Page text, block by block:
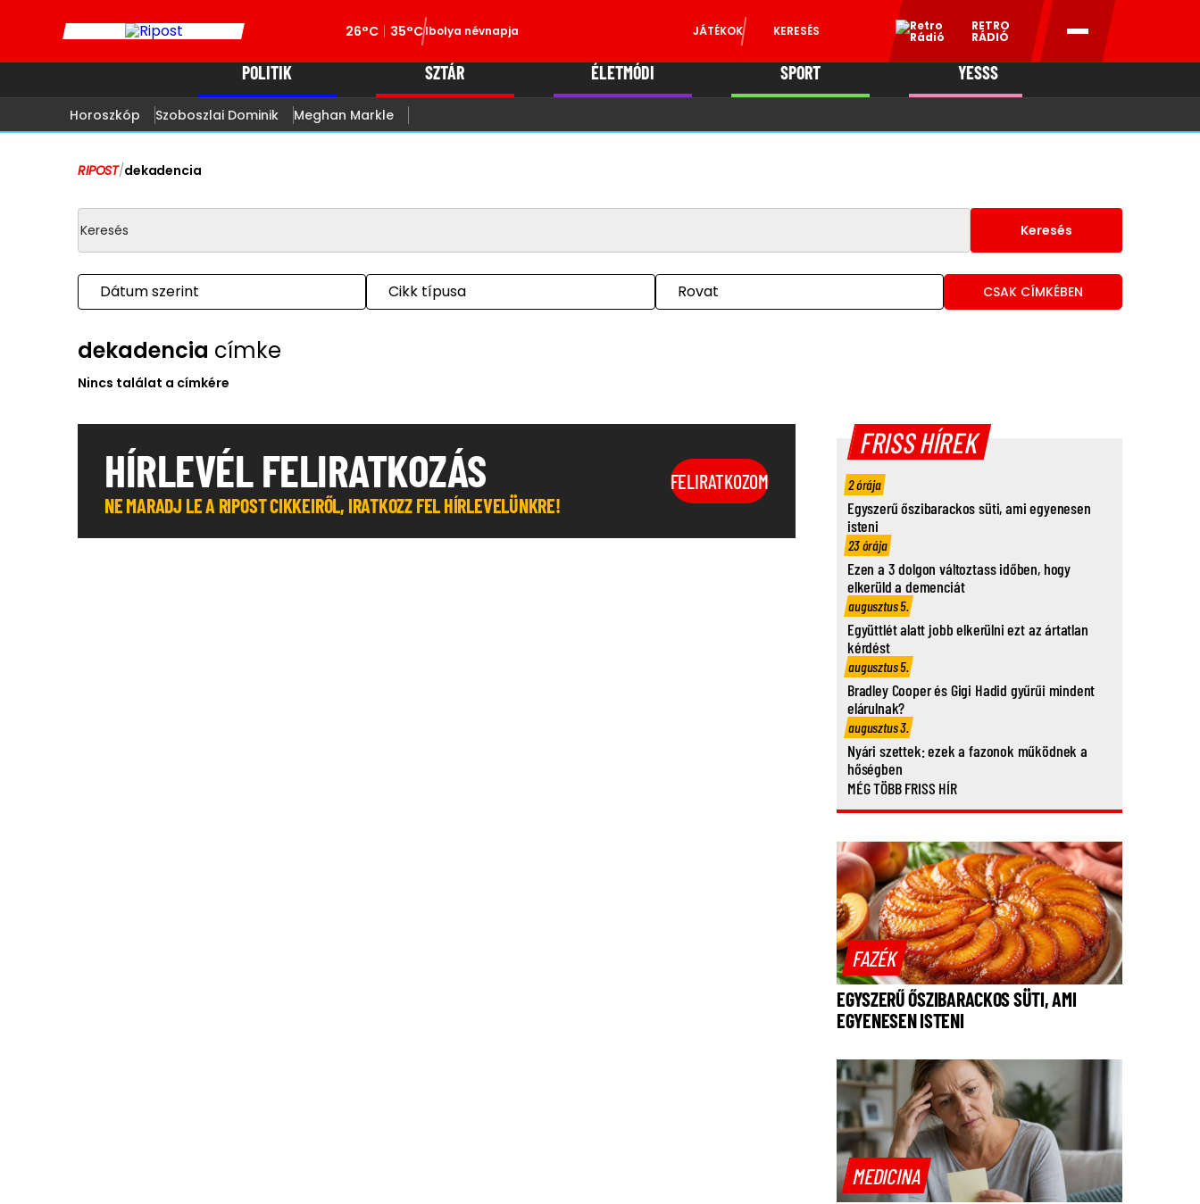
26°C 35°CIbolya névnapja JÁTÉKOK KERESÉS RETRO
RÁDIÓ
POLITIK SZTÁR ÉLETMÓDI SPORT YESSS
Horoszkóp Szoboszlai Dominik Meghan Markle
RIPOST/dekadencia
Keresés
Dátum szerint Cikk típusa Rovat CSAK CÍMKÉBEN
dekadencia címke
Nincs találat a címkére
HÍRLEVÉL FELIRATKOZÁS
NE MARADJ LE A RIPOST CIKKEIRŐL, IRATKOZZ FEL HÍRLEVELÜNKRE!
FELIRATKOZOM
FRISS HÍREK
2 órája
Egyszerű őszibarackos süti, ami egyenesen
isteni
23 órája
Ezen a 3 dolgon változtass időben, hogy
elkerüld a demenciát
augusztus 5.
Együttlét alatt jobb elkerülni ezt az ártatlan
kérdést
augusztus 5.
Bradley Cooper és Gigi Hadid gyűrűi mindent
elárulnak?
augusztus 3.
Nyári szettek: ezek a fazonok működnek a
hőségben
MÉG TÖBB FRISS HÍR
FAZÉK
EGYSZERŰ ŐSZIBARACKOS SÜTI, AMI
EGYENESEN ISTENI
MEDICINA